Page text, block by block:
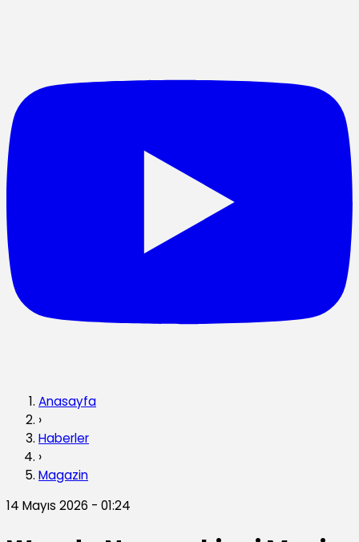
Anasayfa
›
Haberler
›
Magazin
14 Mayıs 2026 - 01:24